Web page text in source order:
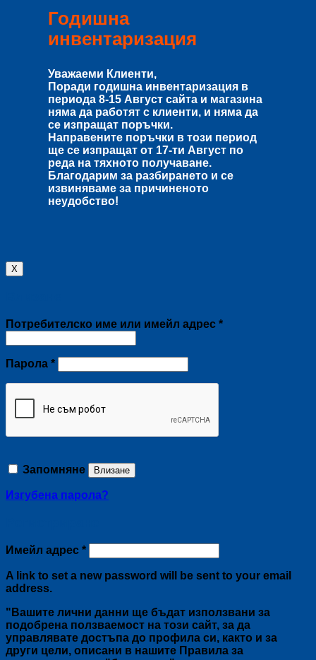
Годишна
инвентаризация
Уважаеми Клиенти,
Поради годишна инвентаризация в
периода 8-15 Август сайта и магазина
няма да работят с клиенти, и няма да
се изпращат поръчки.
Направените поръчки в този период
ще се изпращат от 17-ти Август по
реда на тяхното получаване.
Благодарим за разбирането и се
извиняваме за причиненото
неудобство!
X
Потребителско име или имейл адрес *Задължително
Парола *Задължително
Запомняне Влизане
Изгубена парола?
Имейл адрес *Задължително
A link to set a new password will be sent to your email
address.
"Вашите лични данни ще бъдат използвани за
подобрена ползваемост на този сайт, за да
управлявате достъпа до профила си, както и за
други цели, описани в нашите Правила за